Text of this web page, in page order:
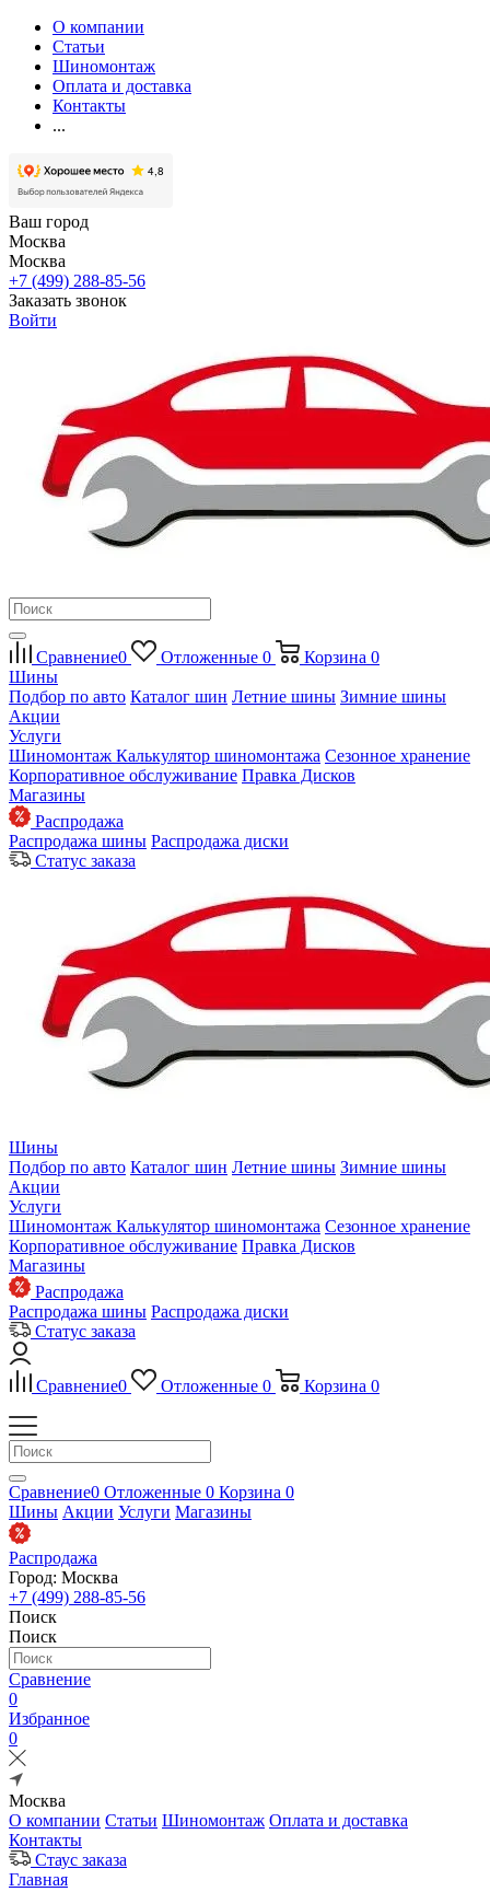
О компании
Статьи
Шиномонтаж
Оплата и доставка
Контакты
...
Ваш город
Москва
Москва
+7 (499) 288-85-56
Заказать звонок
Войти
Сравнение0 Отложенные 0 Корзина 0
Шины
Подбор по авто Каталог шин Летние шины Зимние шины
Акции
Услуги
Шиномонтаж Калькулятор шиномонтажа Сезонное хранение
Корпоративное обслуживание Правка Дисков
Магазины
Распродажа
Распродажа шины Распродажа диски
Статус заказа
Шины
Подбор по авто Каталог шин Летние шины Зимние шины
Акции
Услуги
Шиномонтаж Калькулятор шиномонтажа Сезонное хранение
Корпоративное обслуживание Правка Дисков
Магазины
Распродажа
Распродажа шины Распродажа диски
Статус заказа
Сравнение0 Отложенные 0 Корзина 0
Сравнение0 Отложенные 0 Корзина 0
Шины Акции Услуги Магазины
Распродажа
Город: Москва
+7 (499) 288-85-56
Поиск
Поиск
Сравнение
0
Избранное
0
Москва
О компании Статьи Шиномонтаж Оплата и доставка
Контакты
Стаус заказа
Главная